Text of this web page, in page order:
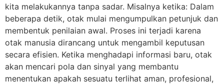
kita melakukannya tanpa sadar. Misalnya ketika: Dalam
beberapa detik, otak mulai mengumpulkan petunjuk dan
membentuk penilaian awal. Proses ini terjadi karena
otak manusia dirancang untuk mengambil keputusan
secara efisien. Ketika menghadapi informasi baru, otak
akan mencari pola dan sinyal yang membantu
menentukan apakah sesuatu terlihat aman, profesional,